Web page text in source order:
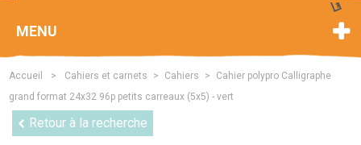
MENU
Accueil > Cahiers et carnets > Cahiers >
Cahier polypro Calligraphe
grand format 24x32 96p petits carreaux (5x5) - vert
Retour à la recherche